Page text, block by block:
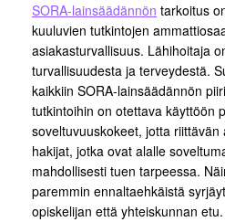
SORA-lainsäädännön tarkoitus
kuuluvien tutkintojen
asiakasturvallisuus. Lähihoitaja
turvallisuudesta ja terveydestä.
kaikkiin SORA-lainsäädännön
tutkintoihin on otettava käyttöön
soveltuvuuskokeet, jotta riittävän
hakijat, jotka ovat alalle
mahdollisesti tuen tarpeessa.
paremmin ennaltaehkäistä
opiskelijan että yhteiskunnan etu.